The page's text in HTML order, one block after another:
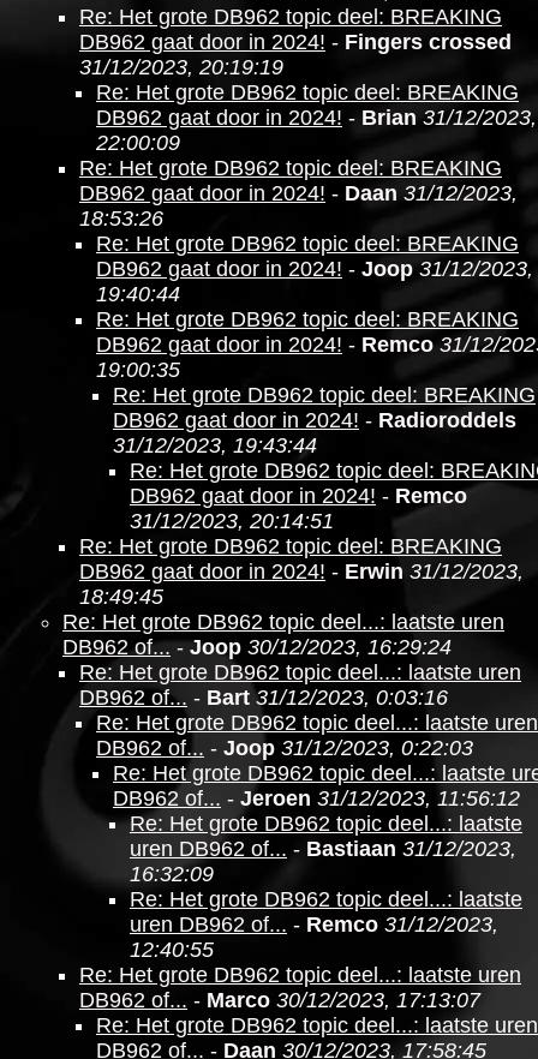
Re: Het grote DB962 topic deel: BREAKING
DB962 gaat door in 2024! - Fingers crossed
31/12/2023, 20:19:19
Re: Het grote DB962 topic deel: BREAKING
DB962 gaat door in 2024! - Brian 31/12/2023,
22:00:09
Re: Het grote DB962 topic deel: BREAKING
DB962 gaat door in 2024! - Daan 31/12/2023,
18:53:26
Re: Het grote DB962 topic deel: BREAKING
DB962 gaat door in 2024! - Joop 31/12/2023,
19:40:44
Re: Het grote DB962 topic deel: BREAKING
DB962 gaat door in 2024! - Remco 31/12/
19:00:35
Re: Het grote DB962 topic deel: BREAKING
DB962 gaat door in 2024! - Radioroddels
31/12/2023, 19:43:44
Re: Het grote DB962 topic deel:
DB962 gaat door in 2024! - Remco
31/12/2023, 20:14:51
Re: Het grote DB962 topic deel: BREAKING
DB962 gaat door in 2024! - Erwin 31/12/2023,
18:49:45
Re: Het grote DB962 topic deel...: laatste uren
DB962 of...-Joop 30/12/2023, 16:29:24
Re: Het grote DB962 topic deel...: laatste uren
DB962 of... - Bart 31/12/2023, 0:03:16
Re: Het grote DB962 topic deel...: laatste uren
DB962 of... - Joop 31/12/2023, 0:22:03
Re: Het grote DB962 topic deel...: laatste
DB962 of... - Jeroen 31/12/2023, 11:56:12
Re: Het grote DB962 topic deel...: laatste
uren DB962 of... - Bastiaan 31/12/2023,
16:32:09
Re: Het grote DB962 topic deel...: laatste
uren DB962 of... - Remco 31/12/2023,
12:40:55
Re: Het grote DB962 topic deel...: laatste uren
DB962 of... - Marco 30/12/2023, 17:13:07
Re: Het grote DB962 topic deel...: laatste uren
DB962 of... - Daan 30/12/2023, 17:58:45